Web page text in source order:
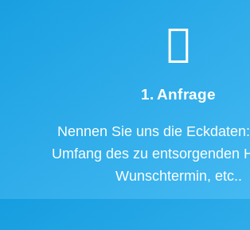
1. Anfrage
Nennen Sie uns die
Umfang des zu entsorgenden
Wunschtermin, etc..